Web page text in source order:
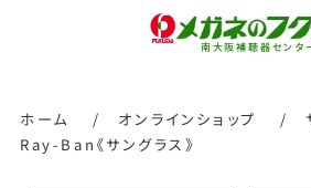
南大阪補聴器センタ
ホーム / オンラインショップ /
Ray-Ban《サングラス》